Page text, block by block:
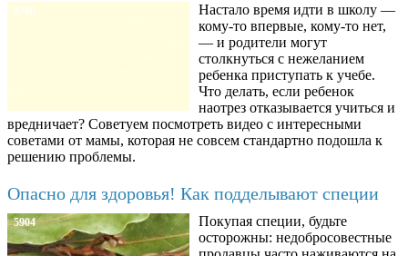
8780
Настало время идти в школу —
кому-то впервые, кому-то нет,
— и родители могут
столкнуться с нежеланием
ребенка приступать к учебе.
Что делать, если ребенок
наотрез отказывается учиться и
вредничает? Советуем посмотреть видео с интересными
советами от мамы, которая не совсем стандартно подошла к
решению проблемы.
Опасно для здоровья! Как подделывают специи
5904
Покупая специи, будьте
осторожны: недобросовестные